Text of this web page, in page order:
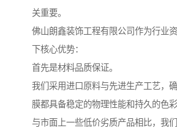
关重要。
佛山朗鑫装饰工程有限公司作为行业
下核心优势：
首先是材料品质保证。
我们采用进口原料与先进生产工艺，
膜都具备稳定的物理性能和持久的色彩
与市面上一些低价劣质产品相比，我